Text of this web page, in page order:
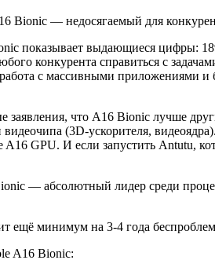
Bionic — недосягаемый для
показывает выдающиеся цифры:
конкурента справиться с
с массивными приложениями
что A16 Bionic лучше
(3D-ускорителя,
GPU. И если запустить Antutu,
— абсолютный лидер среди
минимум на 3-4 года
A16 Bionic: